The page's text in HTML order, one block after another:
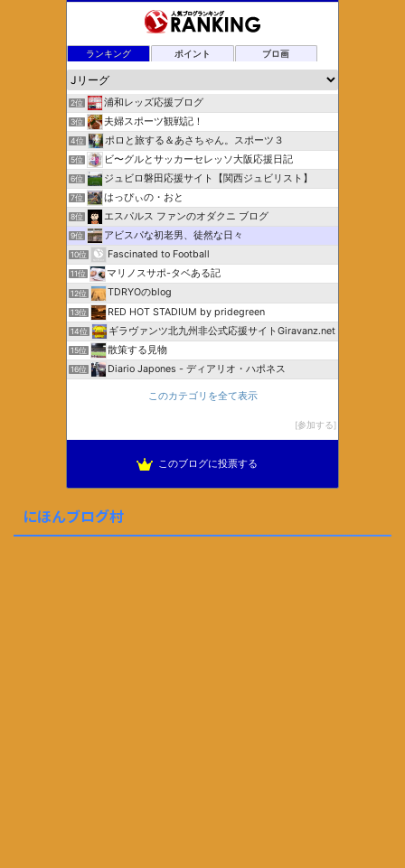
ランキング ポイント ブロ画
2位 浦和レッズ応援ブログ
3位 夫婦スポーツ観戦記！
4位 ポロと旅する＆あさちゃん。スポーツ３
5位 ビ〜グルとサッカーセレッソ大阪応援日記
6位 ジュビロ磐田応援サイト【関西ジュビリスト】
7位 はっぴぃの・おと
8位 エスパルス ファンのオダクニ ブログ
9位 アビスパな初老男、徒然な日々
10位 Fascinated to Football
11位 マリノスサポ-タベある記
12位 TDRYOのblog
13位 RED HOT STADIUM by pridegreen
14位 ギラヴァンツ北九州非公式応援サイトGiravanz.net
15位 散策する見物
16位 Diario Japones - ディアリオ・ハポネス
このカテゴリを全て表示
参加する
このブログに投票する
にほんブログ村